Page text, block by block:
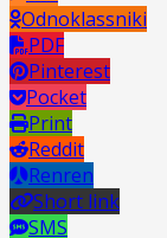
Odnoklassniki
PDF
Pinterest
Pocket
Print
Reddit
Renren
Short link
SMS